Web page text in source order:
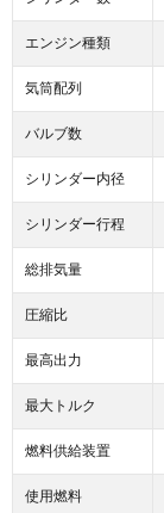
エンジン種類
気筒配列
バルブ数
シリンダー内径
シリンダー行程
総排気量
圧縮比
最高出力
最大トルク
燃料供給装置
使用燃料